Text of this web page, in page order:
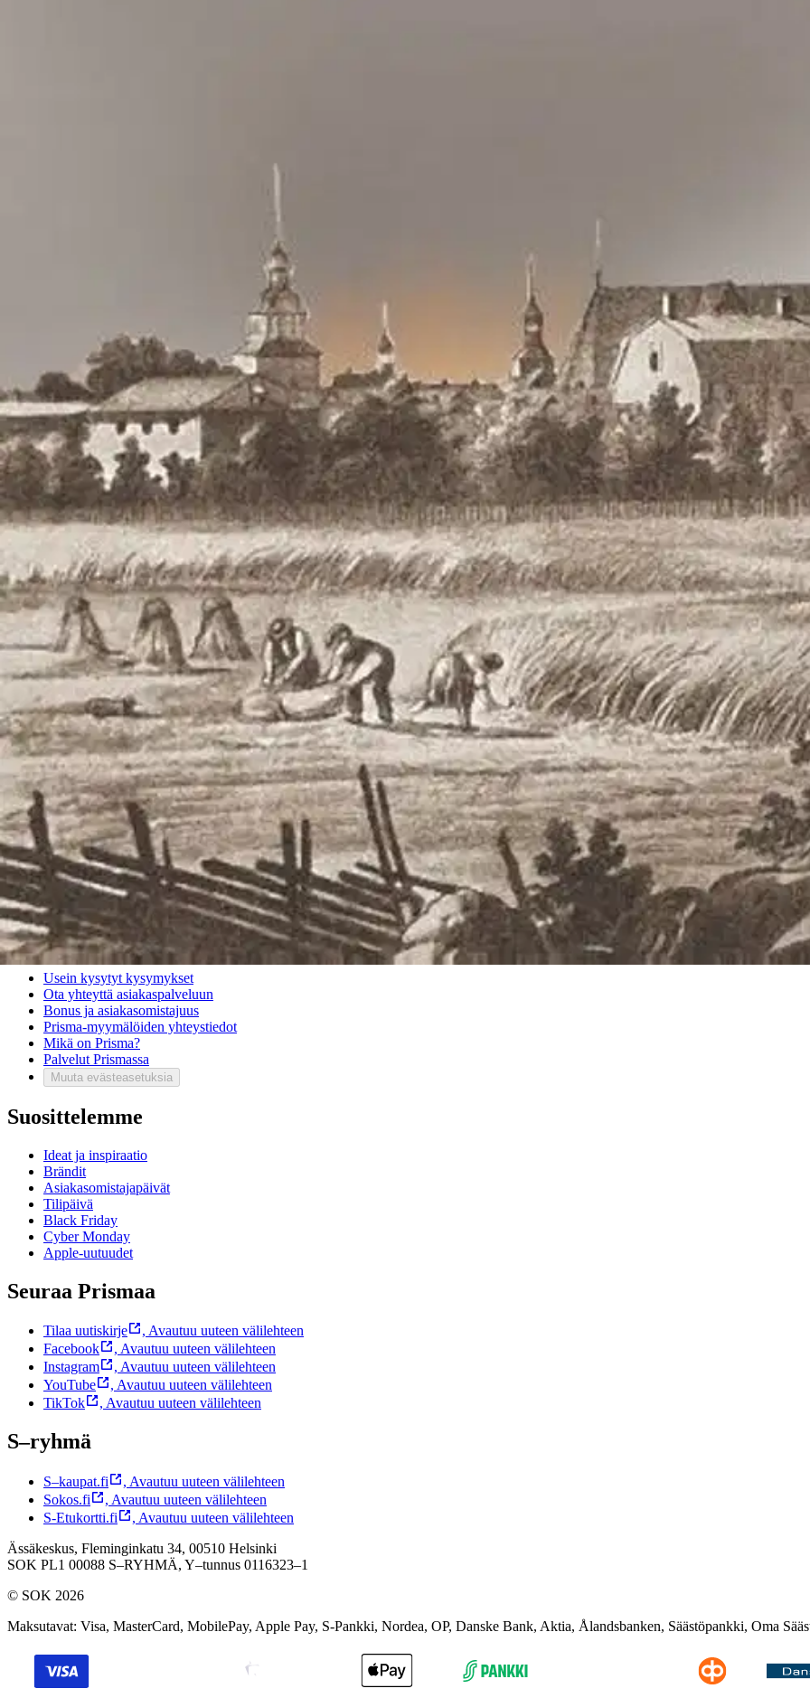
ut ur staden. Alfred och hans familj i byn Runsor utanför stadsgränsen tar varmhjärtat emot de flyende när de anländer. Både Elna och
Oletko tyytyväinen tuotetietoihin?
Ovatko tuotetiedot riittävät? Jos tuotetiedoissa on puutteita tai niitä voisi muuten parantaa, anna palautetta.
Anna palautetta Avautuu uuteen välilehteen
Ilmainen palautus 30 päivää.*
Nouto myymälästä ilman toimituskuluja.
Asiakasomistajalle Bonusta jopa 5 %.*
Verkkokauppa
Ohjeet
Ensitilaajan pikaopas
Myymälänouto
Palautukset
Reklamaatio
Takuu ja huolto
Toimitustavat
Maksutavat
Asennuspalvelut
Tilaus- ja toimitusehdot
Käyttöehdot
Tietosuojakäytäntö
Saavutettavuus
Vastuullisuus
Sivukartta
Mitä pidät Prisma.fi-verkkokaupasta?
Asiakaspalvelu
Usein kysytyt kysymykset
Ota yhteyttä asiakaspalveluun
Bonus ja asiakasomistajuus
Prisma-myymälöiden yhteystiedot
Mikä on Prisma?
Palvelut Prismassa
Muuta evästeasetuksia
Suosittelemme
Ideat ja inspiraatio
Brändit
Asiakasomistajapäivät
Tilipäivä
Black Friday
Cyber Monday
Apple-uutuudet
Seuraa Prismaa
Tilaa uutiskirje , Avautuu uuteen välilehteen
Facebook
, Avautuu uuteen välilehteen
Instagram
, Avautuu uuteen välilehteen
YouTube
, Avautuu uuteen välilehteen
TikTok
, Avautuu uuteen välilehteen
S–ryhmä
S–kaupat.fi , Avautuu uuteen välilehteen
Sokos.fi
, Avautuu uuteen välilehteen
S-Etukortti.fi
, Avautuu uuteen välilehteen
Ässäkeskus, Fleminginkatu 34, 00510 Helsinki
SOK PL1 00088 S–RYHMÄ, Y–tunnus 0116323–1
© SOK 2026
Maksutavat: Visa, MasterCard, MobilePay, Apple Pay, S-Pankki, Nordea, OP, Danske Bank, Aktia, Ålandsbanken, Säästöpankki, Oma